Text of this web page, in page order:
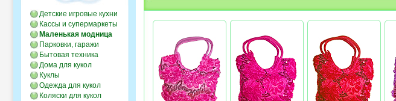
Детские игровые кухни
Кассы и супермаркеты
Маленькая модница
Парковки, гаражи
Бытовая техника
Дома для кукол
Куклы
Одежда для кукол
Коляски для кукол